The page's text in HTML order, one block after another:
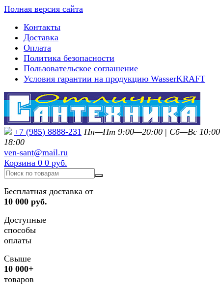
Полная версия сайта
Контакты
Доставка
Оплата
Политика безопасности
Пользовательское соглашение
Условия гарантии на продукцию WasserKRAFT
+7 (985) 8888-231 Пн—Пт 9:00—20:00 | Сб—Вс
18:00
ven-sant@mail.ru
Корзина 0 0 руб.
Бесплатная доставка от
10 000 руб.
Доступные
способы
оплаты
Свыше
10 000+
товаров